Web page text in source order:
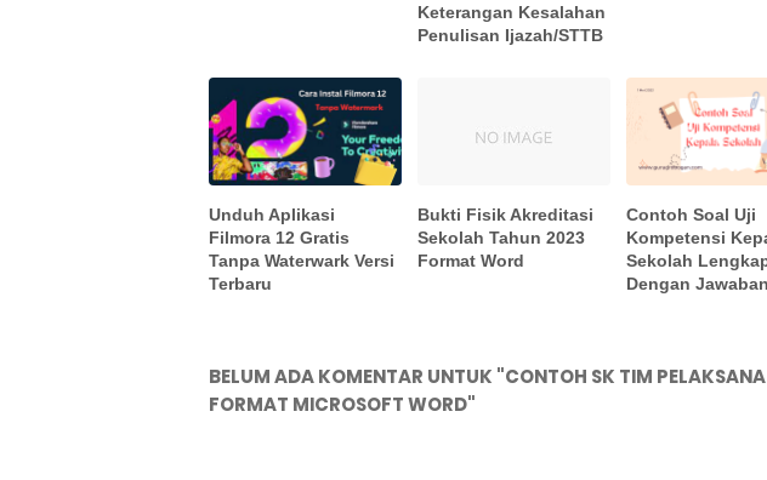
Keterangan Kesalahan
Penulisan Ijazah/STTB
Unduh Aplikasi
Filmora 12 Gratis
Tanpa Waterwark Versi
Terbaru
Bukti Fisik Akreditasi
Sekolah Tahun 2023
Format Word
Contoh Soal Uji
Kompetensi
Sekolah
Dengan Jawaban
BELUM ADA KOMENTAR UNTUK "CONTOH SK TIM
FORMAT MICROSOFT WORD"